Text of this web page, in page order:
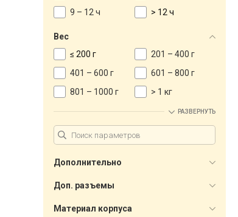
9 – 12 ч
> 12 ч
Вес
≤ 200 г
201 – 400 г
401 – 600 г
601 – 800 г
801 – 1000 г
> 1 кг
РАЗВЕРНУТЬ
Дополнительно
Доп. разъемы
Материал корпуса